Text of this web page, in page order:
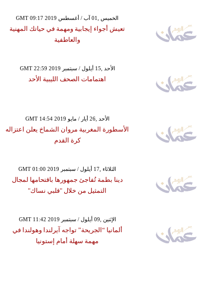
GMT 09:17 2019 الخميس ,01 آب / أغسطس
تعيش أجواء إيجابية ومهمة في حياتك المهنية
والعاطفية
GMT 22:59 2019 الأحد ,15 أيلول / سبتمبر
اهتمامات الصحف الليبية الأحد
GMT 14:54 2019 الأحد ,26 أيار / مايو
الأسطورة المغربية مروان الشماخ يعلن اعتزاله
كرة القدم
GMT 01:00 2019 الثلاثاء ,17 أيلول / سبتمبر
دينا بطمة تُفاجئ جمهورها باقتحامها لمجال
التمثيل من خلال "قلبي نساك"
GMT 11:42 2019 الإثنين ,09 أيلول / سبتمبر
ألمانيا “الجريحة” تواجه آيرلندا وهولندا في
مهمة سهلة أمام إستونيا